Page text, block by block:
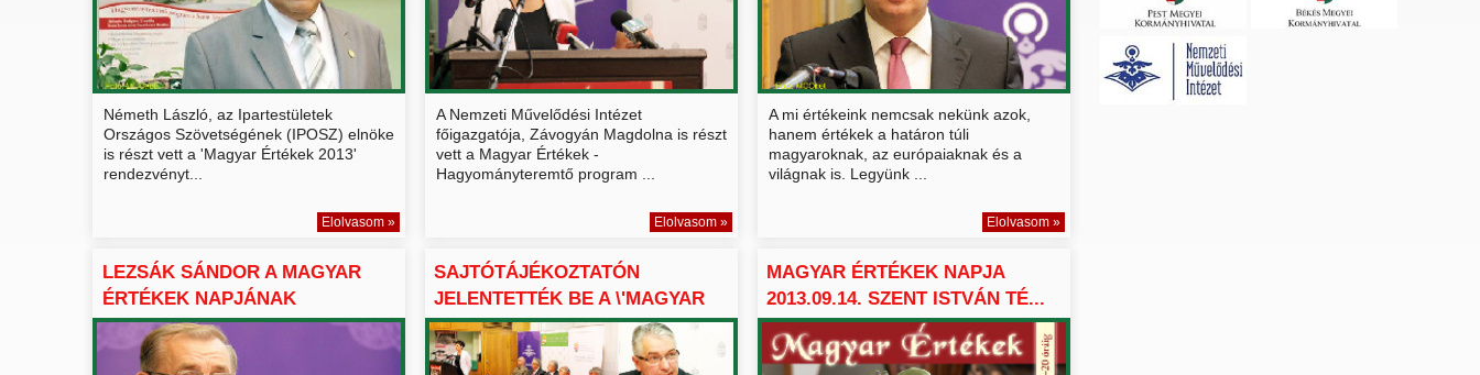
Németh László, az Ipartestületek
Országos Szövetségének (IPOSZ) elnöke
is részt vett a 'Magyar Értékek 2013'
rendezvényt...
Elolvasom »
A Nemzeti Művelődési Intézet
főigazgatója, Závogyán Magdolna is részt
vett a Magyar Értékek -
Hagyományteremtő program ...
Elolvasom »
A mi értékeink nemcsak nekünk azok,
hanem értékek a határon túli
magyaroknak, az európaiaknak és a
világnak is. Legyünk ...
Elolvasom »
LEZSÁK SÁNDOR A MAGYAR
ÉRTÉKEK NAPJÁNAK
SAJTÓTÁJ...
SAJTÓTÁJÉKOZTATÓN
JELENTETTÉK BE A \'MAGYAR
ÉRTÉ...
MAGYAR ÉRTÉKEK NAPJA
2013.09.14. SZENT ISTVÁN TÉ...